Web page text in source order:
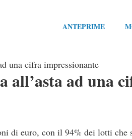
ANTEPRIME
una cifra impressionante
all’asta ad una
di euro, con il 94% dei lotti che